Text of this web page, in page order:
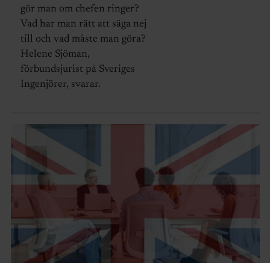
gör man om chefen ringer?
Vad har man rätt att säga nej
till och vad måste man göra?
Helene Sjöman,
förbundsjurist på Sveriges
Ingenjörer, svarar.